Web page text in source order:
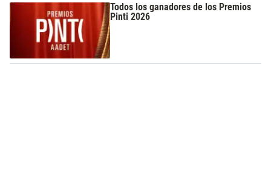
Todos los ganadores de los Premios
Pinti 2026